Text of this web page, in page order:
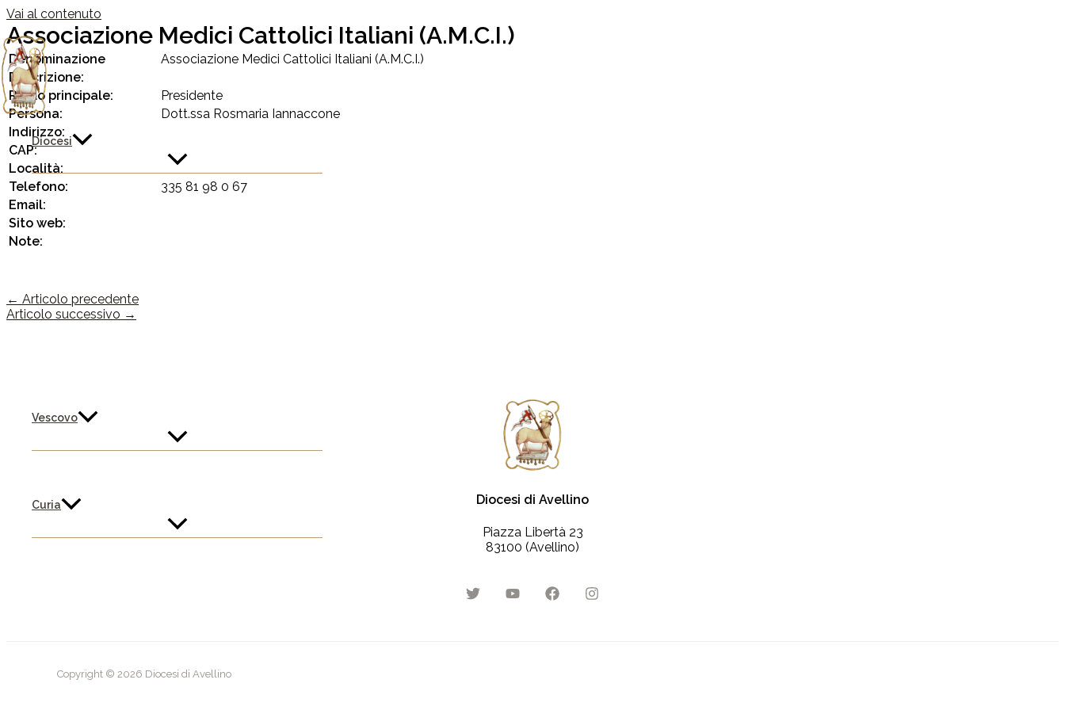
Vai al contenuto
Diocesi
Vescovo
Curia
Associazione Medici Cattolici Italiani (A.M.C.I.)
Denominazione
Associazione Medici Cattolici Italiani (A.M.C.I.)
Descrizione:
Ruolo principale:
Presidente
Persona:
Dott.ssa Rosmaria Iannaccone
Indirizzo:
CAP:
Località:
Telefono:
335 81 98 0 67
Email:
Sito web:
Note:
← Articolo precedente
Articolo successivo →
Diocesi di Avellino
Piazza Libertà 23
83100 (Avellino)
Copyright © 2026 Diocesi di Avellino